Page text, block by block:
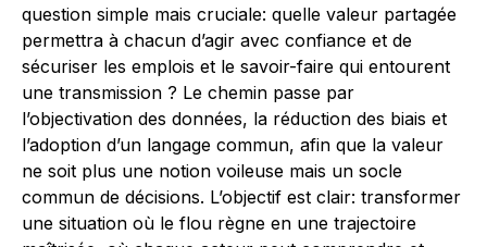
question simple mais cruciale: quelle valeur partagée
permettra à chacun d’agir avec confiance et de
sécuriser les emplois et le savoir-faire qui entourent
une transmission ? Le chemin passe par
l’objectivation des données, la réduction des biais et
l’adoption d’un langage commun, afin que la valeur
ne soit plus une notion voileuse mais un socle
commun de décisions. L’objectif est clair: transformer
une situation où le flou règne en une trajectoire